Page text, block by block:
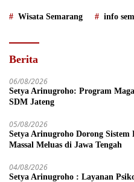
Wisata Semarang info
Berita
06/08/2026
Setya Arinugroho: Program
SDM Jateng
05/08/2026
Setya Arinugroho Dorong
Massal Meluas di Jawa Tengah
04/08/2026
Setya Arinugroho : Layanan